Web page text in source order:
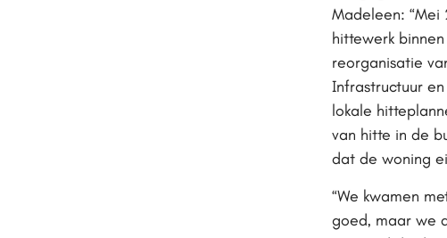
Madeleen:
hittewerk
reorganisatie
Infrastructuur
lokale
van hitte in de
dat de woning
“We kwamen
goed, maar we